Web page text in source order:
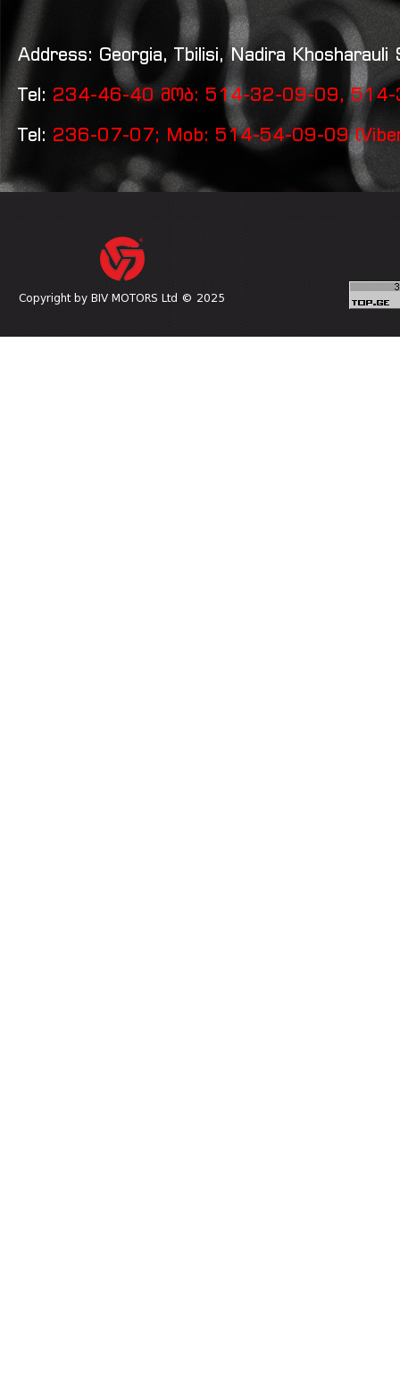
Address: Georgia, Tbilisi, Nadira
Tel: 234-46-40 მობ: 514-32-09-09, 514-
Tel: 236-07-07; Mob: 514-54-09-09
Copyright by BIV MOTORS Ltd © 2025